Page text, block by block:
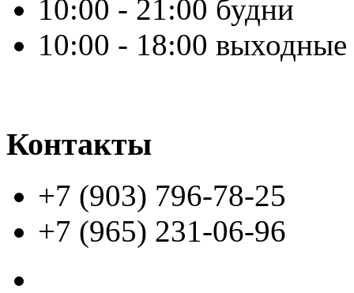
10:00 - 21:00 будни
10:00 - 18:00 выходные
Контакты
+7 (903) 796-78-25
+7 (965) 231-06-96